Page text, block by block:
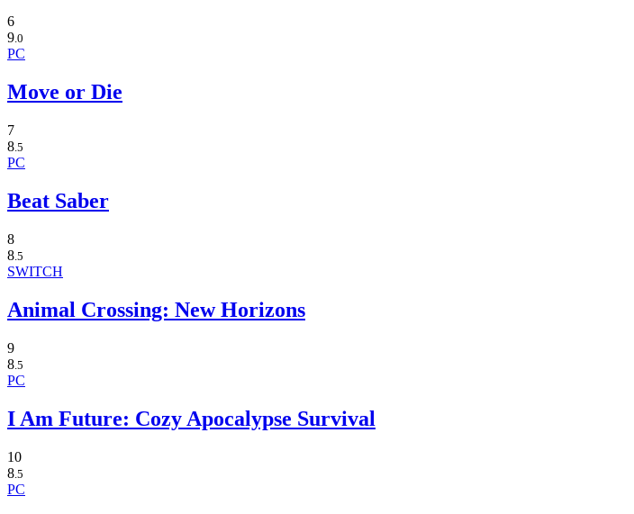
6
9.0
PC
Move or Die
7
8.5
PC
Beat Saber
8
8.5
SWITCH
Animal Crossing: New Horizons
9
8 .5
PC
I Am Future: Cozy Apocalypse Survival
10
8 .5
PC